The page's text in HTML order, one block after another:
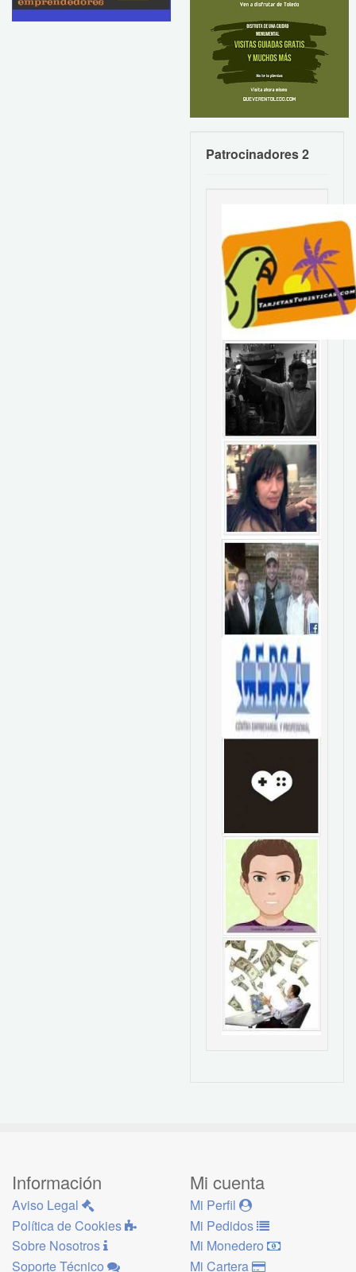
Patrocinadores 2
Información
Aviso Legal
Política de Cookies
Sobre Nosotros
Soporte Técnico
Mi cuenta
Mi Perfil
Mi Pedidos
Mi Monedero
Mi Cartera